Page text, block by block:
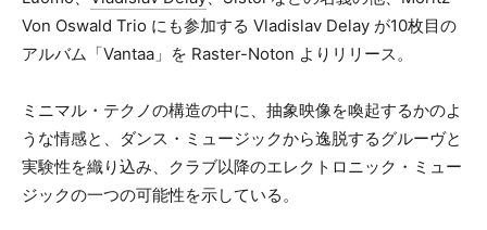
レコード
CD
メールアドレス（必須）
Von Oswald Trio にも参加する Vladislav Delay が10枚目の
アルバム「Vantaa」を Raster-Noton よりリリース。
ミニマル・テクノの構造の中に、抽象映像を喚起するかのよ
うな情感と、ダンス・ミュージックから逸脱するグルーヴと
実験性を織り込み、クラブ以降のエレクトロニック・ミュー
ジックの一つの可能性を示している。